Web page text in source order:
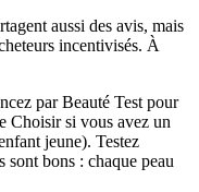
aussi des avis, mais
incentivisés. À
par Beauté Test pour
Choisir si vous avez un
jeune). Testez
sont bons : chaque peau